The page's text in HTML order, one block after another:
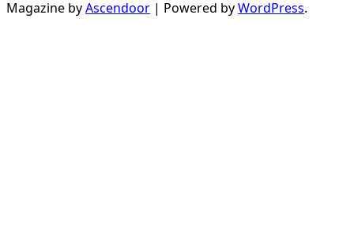
Magazine byAscendoor | Powered byWordPress.